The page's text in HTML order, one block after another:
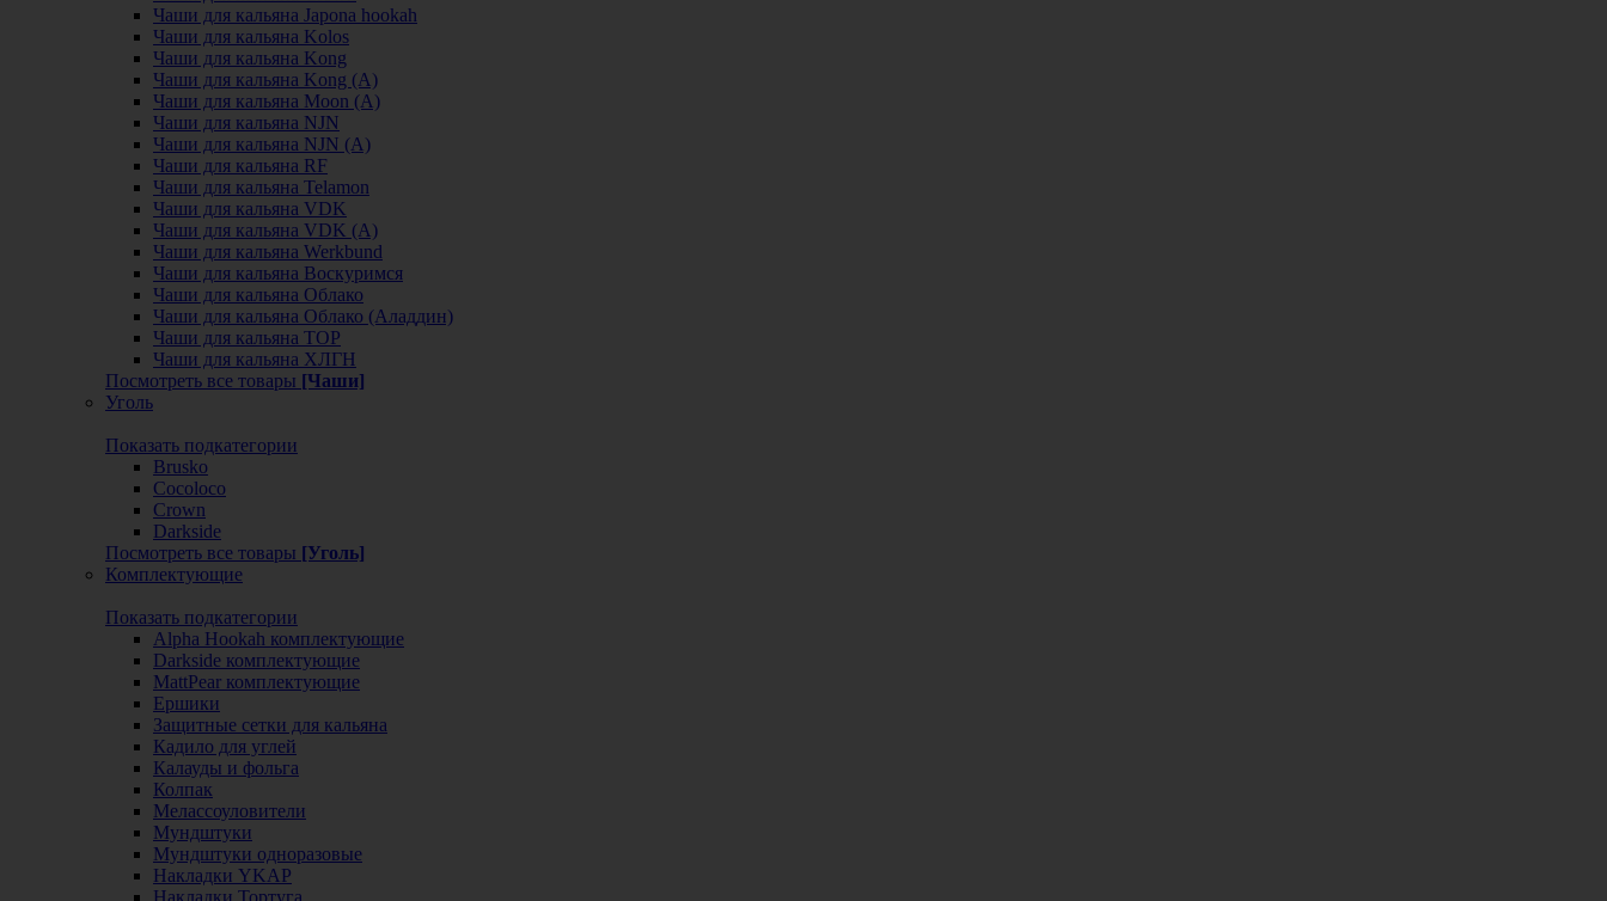
Чаши для кальяна Japona hookah
Чаши для кальяна Kolos
Чаши для кальяна Kong
Чаши для кальяна Kong (A)
Чаши для кальяна Moon (А)
Чаши для кальяна NJN
Чаши для кальяна NJN (А)
Чаши для кальяна RF
Чаши для кальяна Telamon
Чаши для кальяна VDK
Чаши для кальяна VDK (А)
Чаши для кальяна Werkbund
Чаши для кальяна Воскуримся
Чаши для кальяна Облако
Чаши для кальяна Облако (Аладдин)
Чаши для кальяна ТОР
Чаши для кальяна ХЛГН
Посмотреть все товары [Чаши]
Уголь
Показать подкатегории
Brusko
Cocoloco
Crown
Darkside
Посмотреть все товары [Уголь]
Комплектующие
Показать подкатегории
Alpha Hookah комплектующие
Darkside комплектующие
MattPear комплектующие
Ершики
Защитные сетки для кальяна
Кадило для углей
Калауды и фольга
Колпак
Мелассоуловители
Мундштуки
Мундштуки одноразовые
Накладки YKAP
Накладки Тортуга